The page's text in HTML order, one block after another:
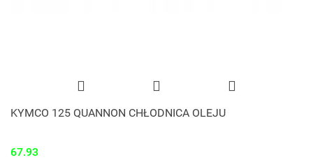
KYMCO 125 QUANNON CHŁODNICA OLEJU
67.93